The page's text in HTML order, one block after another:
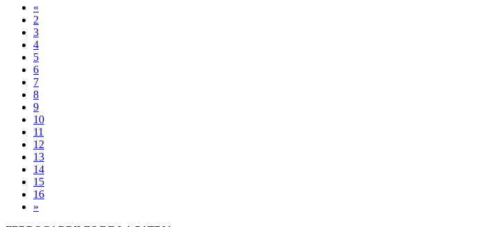
«
2
3
4
5
6
7
8
9
10
11
12
13
14
15
16
»